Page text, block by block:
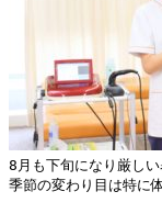
8月も下旬になり厳し
季節の変わり目は特に